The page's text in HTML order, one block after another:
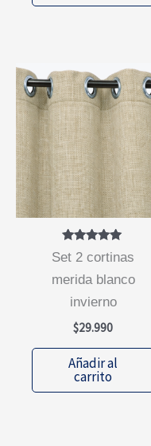
Valorado
con
5.00
de 5
set 2 cortinas
merida blanco
invierno
$29.990
Añadir al
carrito